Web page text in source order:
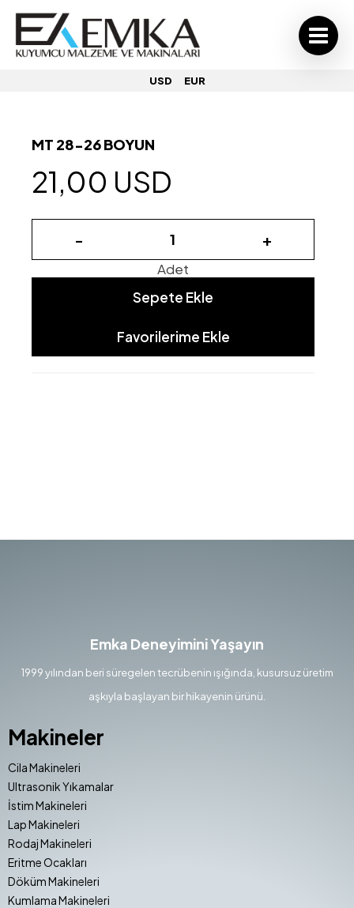
USD EUR
MT 28-26 BOYUN
21,00 USD
- +
Adet
Sepete Ekle
Favorilerime Ekle
Emka Deneyimini Yaşayın
1999 yılından beri süregelen tecrübenin ışığında, kusursuz üretim
aşkıyla başlayan bir hikayenin ürünü.
Makineler
Cila Makineleri
Ultrasonik Yıkamalar
İstim Makineleri
Lap Makineleri
Rodaj Makineleri
Eritme Ocakları
Döküm Makineleri
Kumlama Makineleri